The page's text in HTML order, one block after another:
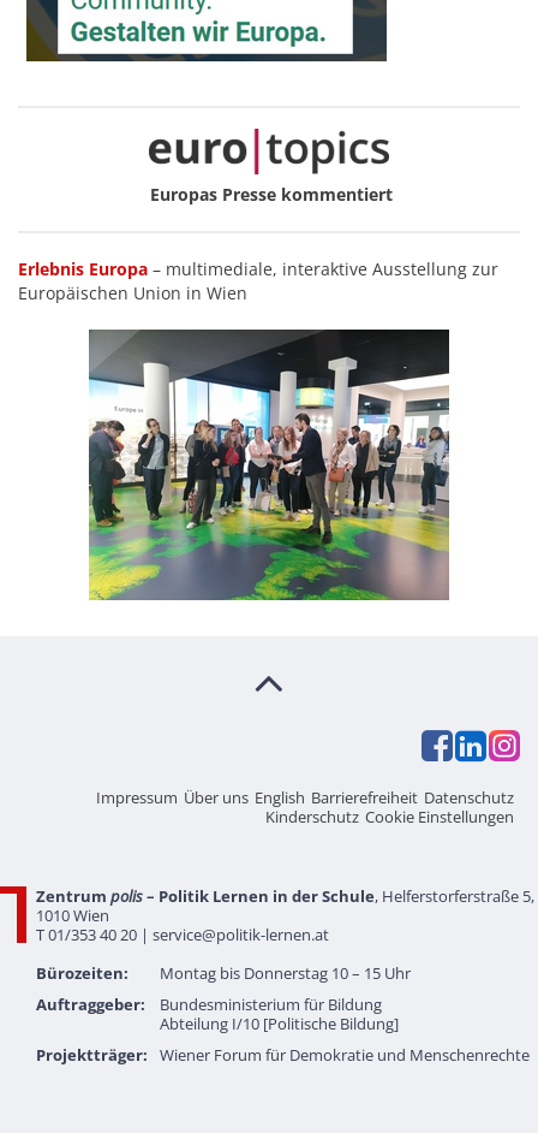
Europas Presse kommentiert
Erlebnis Europa – multimediale, interaktive Ausstellung zur
Europäischen Union in Wien
Impressum Über uns English Barrierefreiheit Datenschutz
Kinderschutz Cookie Einstellungen
Zentrum polis– Politik Lernen in der Schule, Helferstorferstraße 5,
1010 Wien
T 01/353 40 20 | service@politik-lernen.at
Bürozeiten:
Montag bis Donnerstag 10 – 15 Uhr
Auftraggeber:
Bundesministerium für Bildung
Abteilung I/10 [Politische Bildung]
Projektträger:
Wiener Forum für Demokratie und Menschenrechte